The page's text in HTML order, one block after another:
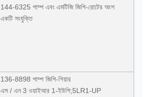
144-6325 পাম্প এবং এমটিজি জিপি-রোটের অংশ
একটি সংযুক্তি
136-8898 পাম্প জিপি-গিয়ার
এস / এন 3 ওয়াইআর 1-ইউপি;5LR1-UP